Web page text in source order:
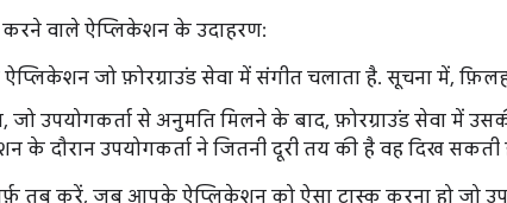
करने वाले ऐप्लिकेशन के उदाहरण:
जो फ़ोरग्राउंड सेवा में संगीत चलाता है. सूचना में,
उपयोगकर्ता से अनुमति मिलने के बाद, फ़ोरग्राउंड सेवा में
के दौरान उपयोगकर्ता ने जितनी दूरी तय की है वह दिख सकती
तब करें, जब आपके ऐप्लिकेशन को ऐसा टास्क करना हो जो